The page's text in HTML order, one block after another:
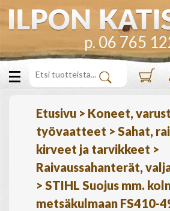
p. 06 765
Etusivu > Koneet,
työvaatteet > Sahat,
kirveet ja tarvikkeet >
Raivaussahanterät,
> STIHL Suojus mm.
metsäkulmaan FS410-